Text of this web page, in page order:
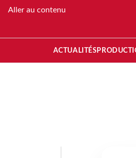
Aller au contenu
ACTUALITÉS